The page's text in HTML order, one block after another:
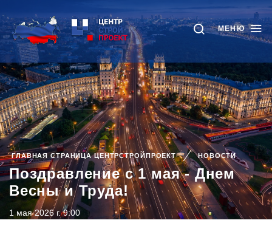
МЕНЮ
ГЛАВНАЯ СТРАНИЦА ЦЕНТРСТРОЙПРОЕКТ НОВОСТИ
Поздравление с 1 мая - Днем
Весны и Труда!
1 мая 2026 г. 9:00